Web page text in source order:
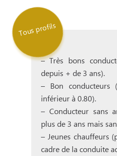
Tous profils
– Très bons
depuis + de 3 ans).
– Bon conducteurs
inférieur à 0.80).
– Conducteur sans
plus de 3 ans mais
– Jeunes chauffeurs
cadre de la conduite